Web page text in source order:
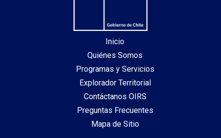
Inicio
Quiénes Somos
Programas y Servicios
Explorador Territorial
Contáctanos OIRS
Preguntas Frecuentes
Mapa de Sitio